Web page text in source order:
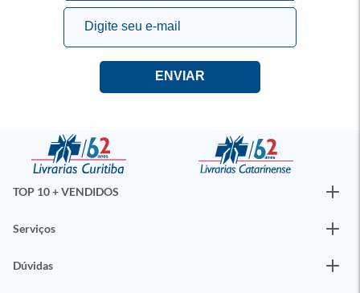
TOP 10 + VENDIDOS
Serviços
Dúvidas